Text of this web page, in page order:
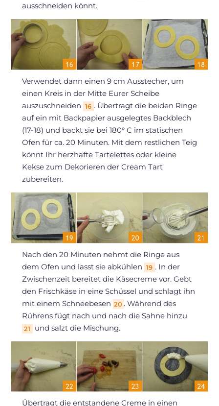
ausschneiden könnt.
Verwendet dann einen 9 cm Ausstecher, um
einen Kreis in der Mitte Eurer Scheibe
auszuschneiden 16 . Übertragt die beiden Ringe
auf ein mit Backpapier ausgelegtes Backblech
(17-18) und backt sie bei 180° C im statischen
Ofen für ca. 20 Minuten. Mit dem restlichen Teig
könnt Ihr herzhafte Tartelettes oder kleine
Kekse zum Dekorieren der Cream Tart
zubereiten.
Nach den 20 Minuten nehmt die Ringe aus
dem Ofen und lasst sie abkühlen 19 . In der
Zwischenzeit bereitet die Käsecreme vor. Gebt
den Frischkäse in eine Schüssel und schlagt ihn
mit einem Schneebesen 20 . Während des
Rührens fügt nach und nach die Sahne hinzu
21 und salzt die Mischung.
Übertragt die entstandene Creme in einen